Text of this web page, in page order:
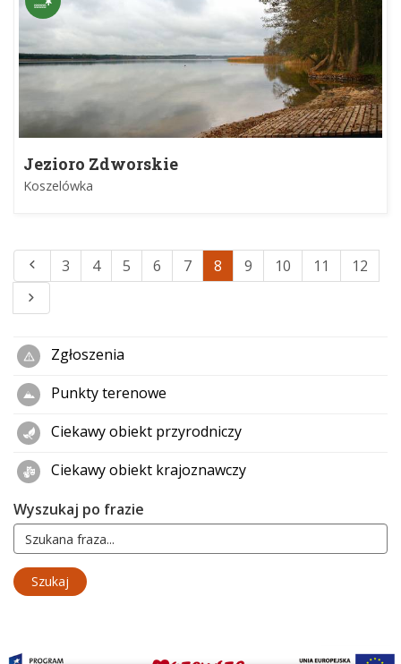
Jezioro Zdworskie
Koszelówka
3 4 5 6 7 8 9 10 11 12
Zgłoszenia
Punkty terenowe
Ciekawy obiekt przyrodniczy
Ciekawy obiekt krajoznawczy
Wyszukaj po frazie